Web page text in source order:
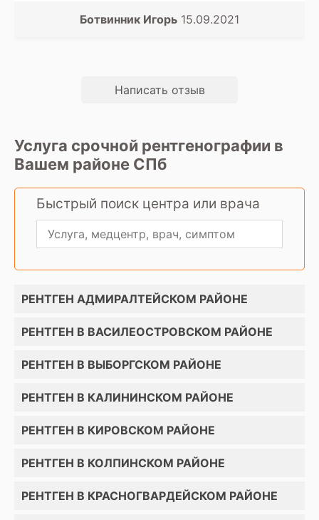
Ботвинник Игорь 15.09.2021
Написать отзыв
Услуга срочной рентгенографии в
Вашем районе СПб
Быстрый поиск центра или врача
РЕНТГЕН АДМИРАЛТЕЙСКОМ РАЙОНЕ
РЕНТГЕН В ВАСИЛЕОСТРОВСКОМ РАЙОНЕ
РЕНТГЕН В ВЫБОРГСКОМ РАЙОНЕ
РЕНТГЕН В КАЛИНИНСКОМ РАЙОНЕ
РЕНТГЕН В КИРОВСКОМ РАЙОНЕ
РЕНТГЕН В КОЛПИНСКОМ РАЙОНЕ
РЕНТГЕН В КРАСНОГВАРДЕЙСКОМ РАЙОНЕ